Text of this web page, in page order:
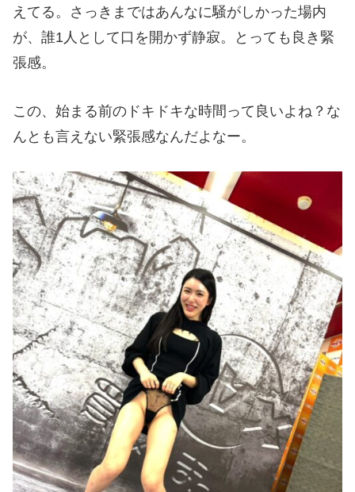
えてる。さっきまではあんなに騒がしかった場内
が、誰1人として口を開かず静寂。とっても良き緊
張感。
この、始まる前のドキドキな時間って良いよね？な
んとも言えない緊張感なんだよなー。